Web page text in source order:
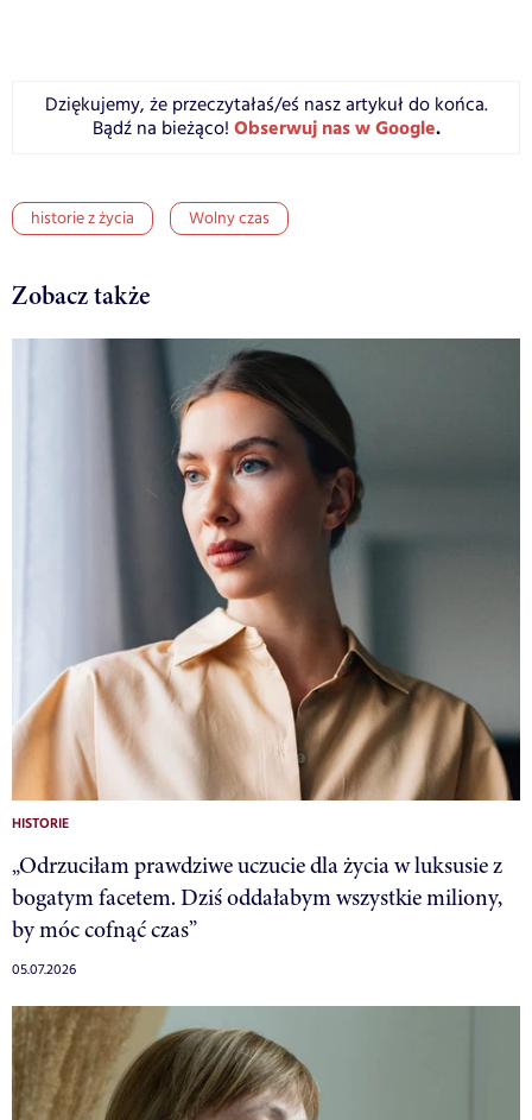
Dziękujemy, że przeczytałaś/eś nasz artykuł do końca.
Bądź na bieżąco! Obserwuj nas w Google.
historie z życia Wolny czas
Zobacz także
HISTORIE
„Odrzuciłam prawdziwe uczucie dla życia w luksusie z
bogatym facetem. Dziś oddałabym wszystkie miliony,
by móc cofnąć czas”
05.07.2026